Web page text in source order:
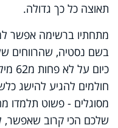
תאוצה כל כך גדולה.
מתחתיו ברשימה אפשר
בשם נסטיה, שהרווחים
חולמים להגיע להישג
מסוגלים - פשוט תלמדו
שלכם הכי קרוב שאפשר,